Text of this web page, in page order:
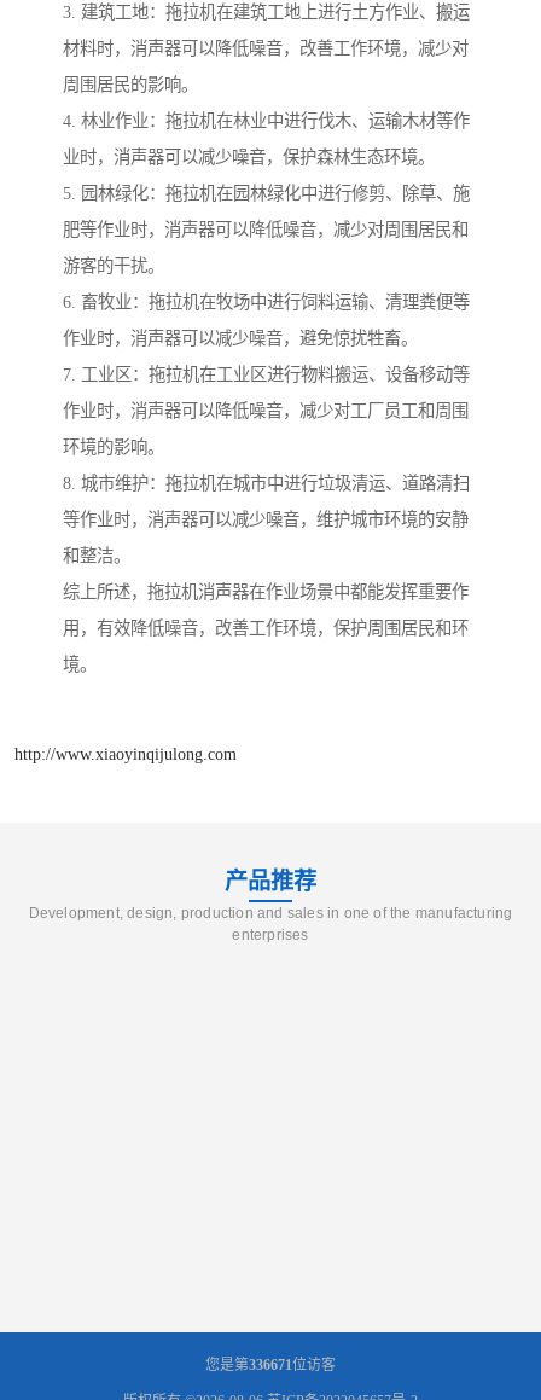
3. 建筑工地：拖拉机在建筑工地上进行土方作业、搬运
材料时，消声器可以降低噪音，改善工作环境，减少对
周围居民的影响。
4. 林业作业：拖拉机在林业中进行伐木、运输木材等作
业时，消声器可以减少噪音，保护森林生态环境。
5. 园林绿化：拖拉机在园林绿化中进行修剪、除草、施
肥等作业时，消声器可以降低噪音，减少对周围居民和
游客的干扰。
6. 畜牧业：拖拉机在牧场中进行饲料运输、清理粪便等
作业时，消声器可以减少噪音，避免惊扰牲畜。
7. 工业区：拖拉机在工业区进行物料搬运、设备移动等
作业时，消声器可以降低噪音，减少对工厂员工和周围
环境的影响。
8. 城市维护：拖拉机在城市中进行垃圾清运、道路清扫
等作业时，消声器可以减少噪音，维护城市环境的安静
和整洁。
综上所述，拖拉机消声器在作业场景中都能发挥重要作
用，有效降低噪音，改善工作环境，保护周围居民和环
境。
http://www.xiaoyinqijulong.com
产品推荐
Development, design, production and sales in one of the manufacturing
enterprises
您是第336671位访客